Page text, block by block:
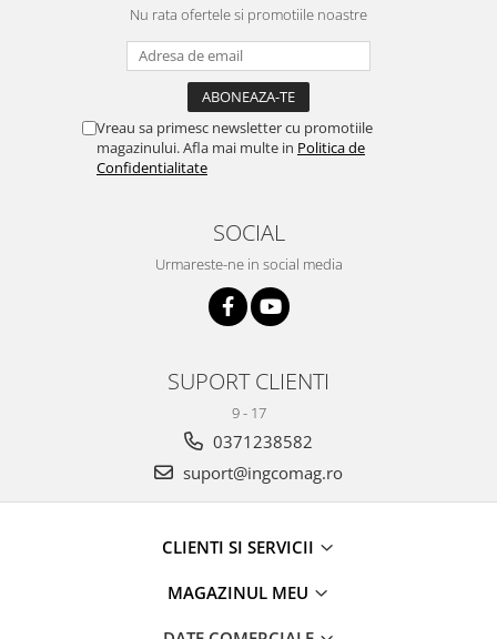
Nu rata ofertele si promotiile noastre
Vreau sa primesc newsletter cu promotiile
magazinului. Afla mai multe in Politica de
Confidentialitate
SOCIAL
Urmareste-ne in social media
SUPORT CLIENTI
9 - 17
0371238582
suport@ingcomag.ro
CLIENTI SI SERVICII
MAGAZINUL MEU